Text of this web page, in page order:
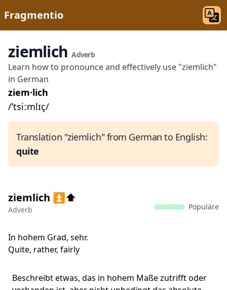
Fragmentio
ziemlichAdverb
Learn how to pronounce and effectively use "ziemlich"
in German
ziem·lich
/ˈtsiːmlɪç/
Translation "ziemlich" from German to English:
quite
ziemlich ⏫⬆️
Adverb Populäre
In hohem Grad, sehr.
Quite, rather, fairly
Beschreibt etwas, das in hohem Maße zutrifft oder